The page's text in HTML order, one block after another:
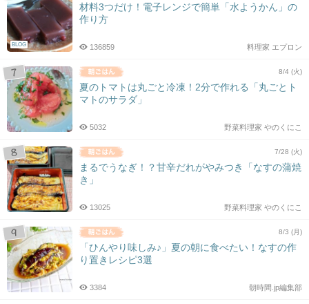
BLOG
材料3つだけ！電子レンジで簡単「水ようかん」の
作り方
料理家 エプロン
136859
8/4 (火)
夏のトマトは丸ごと冷凍！2分で作れる「丸ごとト
マトのサラダ」
野菜料理家 やのくにこ
5032
7/28 (火)
まるでうなぎ！？甘辛だれがやみつき「なすの蒲焼
き」
野菜料理家 やのくにこ
13025
8/3 (月)
「ひんやり味しみ♪」夏の朝に食べたい！なすの作
り置きレシピ3選
朝時間.jp編集部
3384